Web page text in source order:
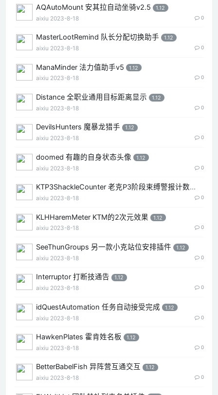
AQAutoMount 安其拉自动坐骑v2.5 1.12
aixiu 2023-8-18 0
MasterLootRemind 队长分配切换助手 1.12
aixiu 2023-8-18 0
ManaMinder 法力值助手v5 1.12
aixiu 2023-8-18 0
Distance 全职业通用目标距离显示 1.12
aixiu 2023-8-18 0
DevilsHunters 魔暴龙猎手 1.12
aixiu 2023-8-18 0
doomed 有趣的自身状态头像 1.12
aixiu 2023-8-18 0
KTP3ShackleCounter 老克P3阶段束缚警报计数
1.12
aixiu 2023-8-18 0
KLHHaremMeter KTM的2次元效果 1.12
aixiu 2023-8-18 0
SeeThunGroups 另一款小克站位安排插件 1.12
aixiu 2023-8-18 0
Interruptor 打断技通告 1.12
aixiu 2023-8-18 0
idQuestAutomation 任务自动接受完成 1.12
aixiu 2023-8-18 0
HawkenPlates 霍肯姓名板 1.12
aixiu 2023-8-18 0
BetterBabelFish 异阵营互通交互 1.12
aixiu 2023-8-18 0